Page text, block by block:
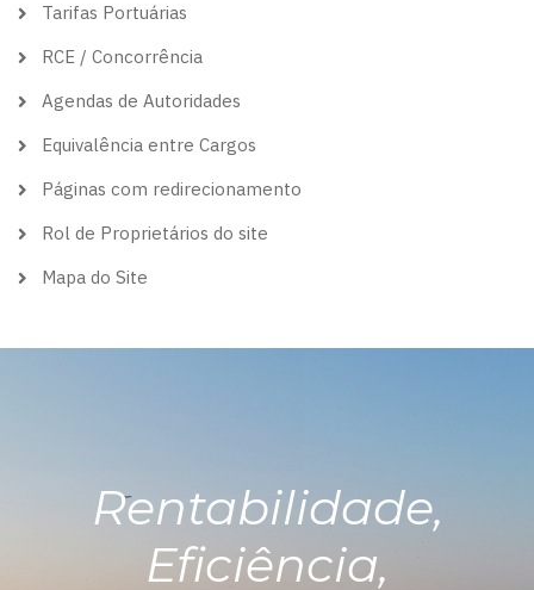
Tarifas Portuárias
RCE / Concorrência
Agendas de Autoridades
Equivalência entre Cargos
Páginas com redirecionamento
Rol de Proprietários do site
Mapa do Site
Rentabilidade,
Eficiência,